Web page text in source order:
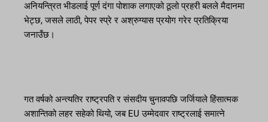
अनियन्त्रित भीडलाई पूर्ण दंगा पोशाक लगाएको ठूलो प्रहरी बलले मैदानमा
भेट्छ, जसले लाठी, पेपर स्प्रे र अश्रुग्यास प्रयोग गरेर प्रतिक्रिया
जनाउँछ।
गत वर्षको अन्त्यतिर राष्ट्रपति र संसदीय चुनावपछि जर्जियाले हिंसात्मक
अशान्तिको लहर सहेको थियो, जब EU उम्मेदवार राष्ट्रलाई समात्ने